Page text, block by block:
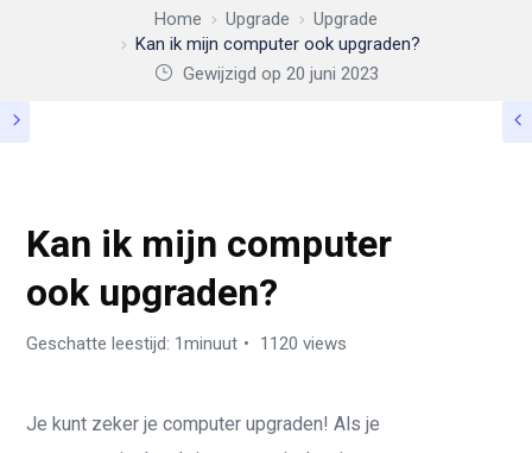
Home Upgrade
Upgrade
Kan ik mijn computer ook upgraden?
Gewijzigd op 20 juni 2023
Kan ik mijn computer
ook upgraden?
Geschatte leestijd: 1minuut 1120 views
Je kunt zeker je computer upgraden! Als je